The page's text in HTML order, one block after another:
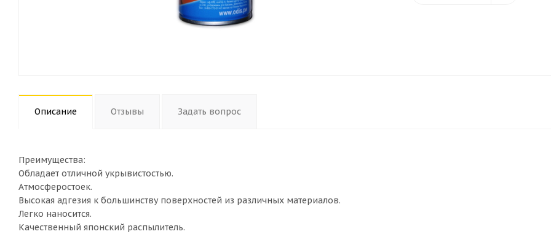
Описание Отзывы Задать вопрос
Преимущества:
Обладает отличной укрывистостью.
Атмосферостоек.
Высокая адгезия к большинству поверхностей из различных материалов.
Легко наносится.
Качественный японский распылитель.